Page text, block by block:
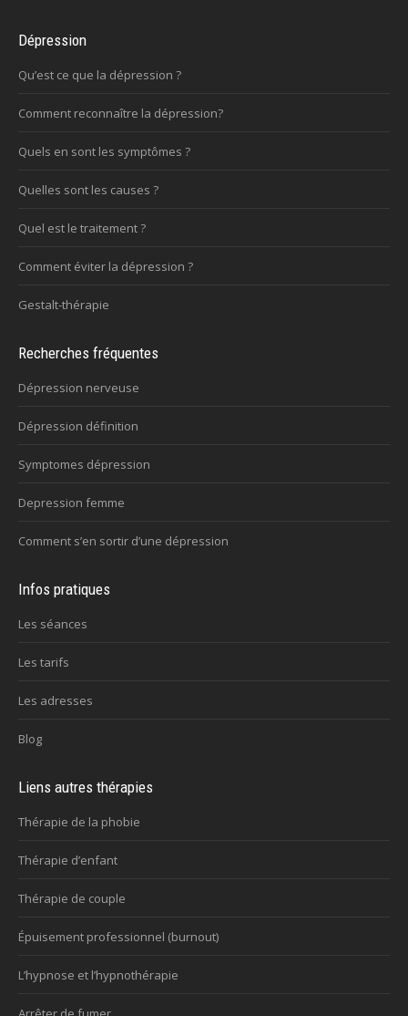
Dépression
Qu’est ce que la dépression ?
Comment reconnaître la dépression?
Quels en sont les symptômes ?
Quelles sont les causes ?
Quel est le traitement ?
Comment éviter la dépression ?
Gestalt-thérapie
Recherches fréquentes
Dépression nerveuse
Dépression définition
Symptomes dépression
Depression femme
Comment s’en sortir d’une dépression
Infos pratiques
Les séances
Les tarifs
Les adresses
Blog
Liens autres thérapies
Thérapie de la phobie
Thérapie d’enfant
Thérapie de couple
Épuisement professionnel (burnout)
L’hypnose et l’hypnothérapie